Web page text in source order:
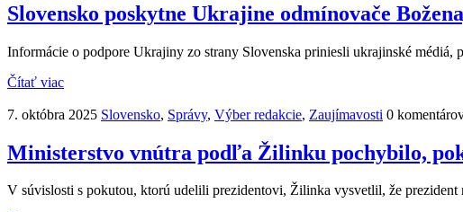
Slovensko poskytne Ukrajine odmínovače
Informácie o podpore Ukrajiny zo strany Slovenska priniesli ukrajinské
Čítať viac
7. októbra 2025 Slovensko, Správy, Výber redakcie, Zaujímavosti 0
Ministerstvo vnútra podľa Žilinku pochybilo,
V súvislosti s pokutou, ktorú udelili prezidentovi, Žilinka vysvetlil, že prezident